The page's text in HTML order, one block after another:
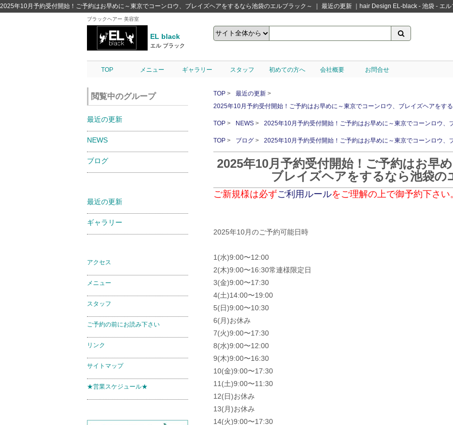
2025年10月予約受付開始！ご予約はお早めに～東京でコーンロウ、ブレイズヘアをするなら池袋のエルブラック～ ｜ 最近の更新 ｜hair Design EL-black - 池袋 - エ
ブラックヘアー 美容室
EL black
エル ブラック
TOP メニュー ギャラリー スタッフ 初めての方へ 会社概要 お問合せ
TOP
最近の更新
2025年10月予約受付開始！ご予約はお早めに～東京でコーンロウ、ブレイズヘアをす
TOP NEWS 2025年10月予約受付開始！ご予約はお早めに～東京でコーンロウ、
TOP ブログ 2025年10月予約受付開始！ご予約はお早めに～東京でコーンロウ、
2025年10月予約受付開始！ご予約はお早
ブレイズヘアをするなら池袋の
ご新規様は必ずご利用ルールをご理解の上で御予約下さい
2025年10月のご予約可能日時
1(水)9:00〜12:00
2(木)9:00〜16:30常連様限定日
3(金)9:00〜17:30
4(土)14:00〜19:00
5(日)9:00〜10:30
6(月)お休み
7(火)9:00〜17:30
8(水)9:00〜12:00
9(木)9:00〜16:30
10(金)9:00〜17:30
11(土)9:00〜11:30
12(日)お休み
13(月)お休み
14(火)9:00〜17:30
閲覧中のグループ
最近の更新
NEWS
ブログ
最近の更新
ギャラリー
アクセス
メニュー
スタッフ
ご予約の前にお読み下さい
リンク
サイトマップ
★営業スケジュール★